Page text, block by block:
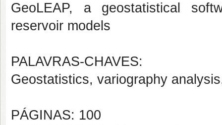
GeoLEAP, a geostatistical
reservoir models
PALAVRAS-CHAVES:
Geostatistics, variography
PÁGINAS: 100